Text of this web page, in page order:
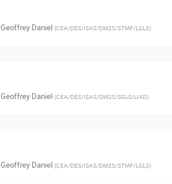
Geoffrey Daniel (CEA/DES/ISAS/DM2S/STMF/LGLS)
Geoffrey Daniel (CEA/DES/ISAS/DM2S/SGLS/LIAD)
Geoffrey Daniel (CEA/DES/ISAS/DM2S/STMF/LGLS)